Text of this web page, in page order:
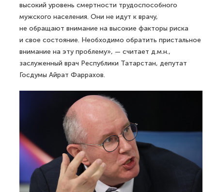
высокий уровень смертности трудоспособного
мужского населения. Они не идут к врачу,
не обращают внимание на высокие факторы риска
и свое состояние. Необходимо обратить пристальное
внимание на эту проблему», — считает д.м.н.,
заслуженный врач Республики Татарстан, депутат
Госдумы Айрат Фаррахов.